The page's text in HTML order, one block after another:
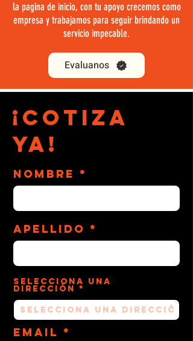
la pagina de inicio, con tu apoyo crecemos como
empresa y trabajamos para seguir brindando un
servicio impecable.
Evaluanos
¡Cotiza
ya!
Nombre
Apellido
Selecciona una
dirección
Email